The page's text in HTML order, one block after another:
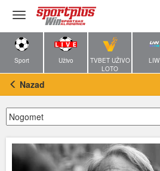
Toggle
navigation
Sport Uživo
TVBET UŽIVO
LOTO
LIW
Nazad